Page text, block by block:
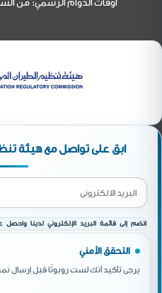
أوقات الدوام الرسمي: من الساعة 8:30 صباحاً -
ابق على تواصل مع هيئة
انضم إلى قائمة البريد الإلكتروني لدينا واحصل
التحقق الأمني
يرجى تأكيد أنك لست روبوتًا قبل إرسال